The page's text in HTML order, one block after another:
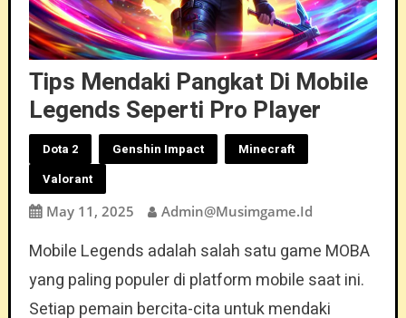
Tips Mendaki Pangkat Di Mobile
Legends Seperti Pro Player
Dota 2 Genshin Impact
Minecraft
Valorant
May 11, 2025 Admin@musimgame.id
Mobile Legends adalah salah satu game MOBA
yang paling populer di platform mobile saat ini.
Setiap pemain bercita-cita untuk mendaki